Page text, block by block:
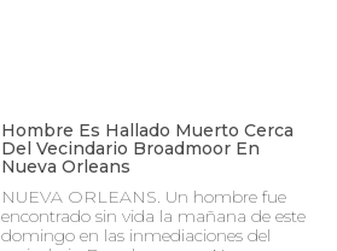
Hombre Es Hallado Muerto Cerca
Del Vecindario Broadmoor En
Nueva Orleans
NUEVA ORLEANS. Un hombre fue
encontrado sin vida la mañana de este
domingo en las inmediaciones del